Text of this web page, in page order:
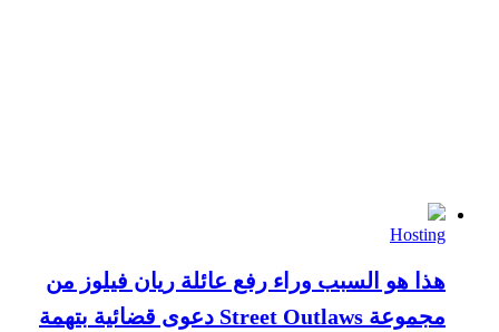
Hosting
هذا هو السبب وراء رفع عائلة ريان فيلوز من
مجموعة Street Outlaws دعوى قضائية بتهمة